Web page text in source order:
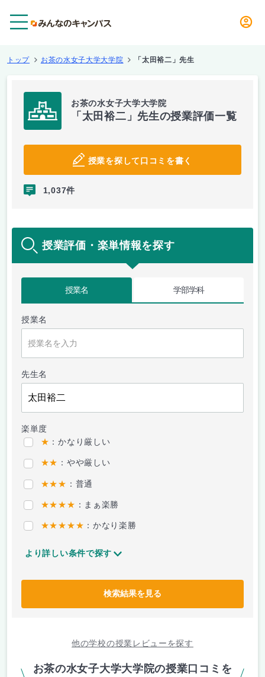
トップ お茶の水女子大学大学院 「太田裕二」先生
お茶の水女子大学大学院
「太田裕二」先生の授業評価一覧
授業を探して口コミを書く
1,037件
授業評価・楽単情報を探す
授業名 学部学科
授業名
先生名
楽単度
★ ：かなり厳しい
★★ ：やや厳しい
★★★ ：普通
★★★★ ：まぁ楽勝
★★★★★ ：かなり楽勝
より詳しい条件で探す
検索結果を見る
他の学校の授業レビューを探す
お茶の水女子大学大学院の授業口コミを